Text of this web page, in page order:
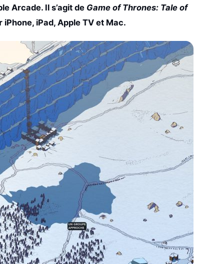
Arcade. Il s’agit de Game of Thrones: Tale of
iPad, Apple TV et Mac.